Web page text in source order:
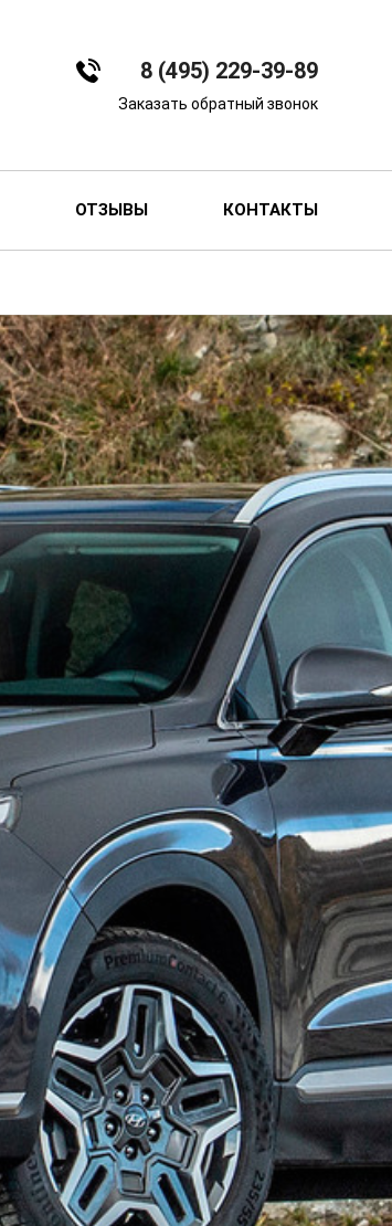
8 (495) 229-39-89
Заказать обратный звонок
ОТЗЫВЫ КОНТАКТЫ